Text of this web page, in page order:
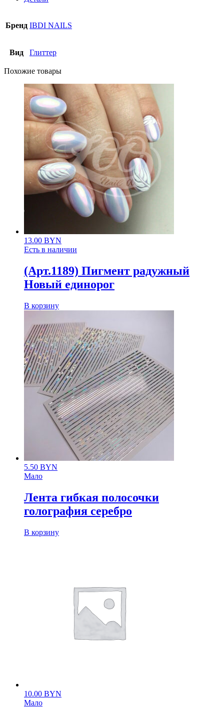
Бренд IBDI NAILS
Вид Глиттер
Похожие товары
13.00 BYN
Есть в наличии
(Арт.1189) Пигмент радужный
Новый единорог
В корзину
5.50 BYN
Мало
Лента гибкая полосочки
голография серебро
В корзину
10.00 BYN
Мало